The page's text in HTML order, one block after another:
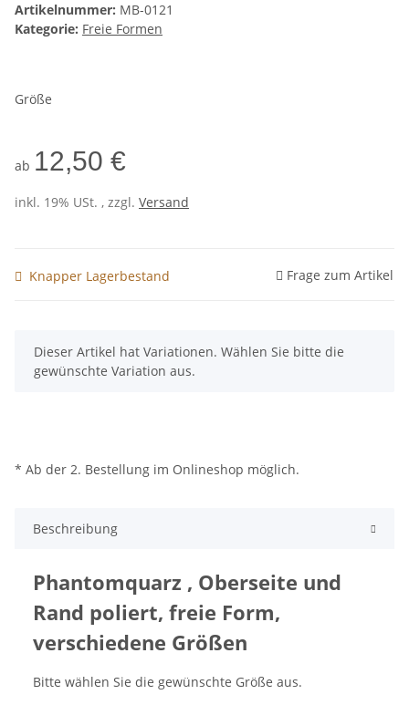
Artikelnummer: MB-0121
Kategorie: Freie Formen
Größe
ab 12,50 €
inkl. 19% USt. , zzgl. Versand
Knapper Lagerbestand Frage zum Artikel
x
Dieser Artikel hat Variationen. Wählen Sie bitte die
gewünschte Variation aus.
* Ab der 2. Bestellung im Onlineshop möglich.
Beschreibung
Phantomquarz , Oberseite und
Rand poliert, freie Form,
verschiedene Größen
Bitte wählen Sie die gewünschte Größe aus.